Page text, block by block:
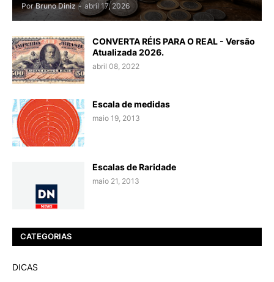
Por Bruno Diniz - abril 17, 2026
CONVERTA RÉIS PARA O REAL - Versão
Atualizada 2026.
abril 08, 2022
Escala de medidas
maio 19, 2013
Escalas de Raridade
maio 21, 2013
CATEGORIAS
DICAS